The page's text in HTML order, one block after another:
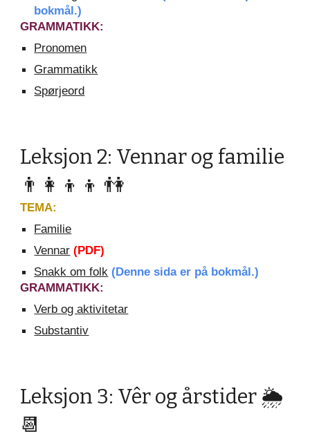
bokmål.)
GRAMMATIKK:
Pronomen
Grammatikk
Spørjeord
Leksjon 2: Vennar og familie
👨‍👩‍👦‍👦 👫
TEMA:
Familie
Vennar (PDF)
Snakk om folk (Denne sida er på bokmål.)
GRAMMATIKK:
Verb og aktivitetar
Substantiv
Leksjon 3: Vêr og årstider 🌦
📆